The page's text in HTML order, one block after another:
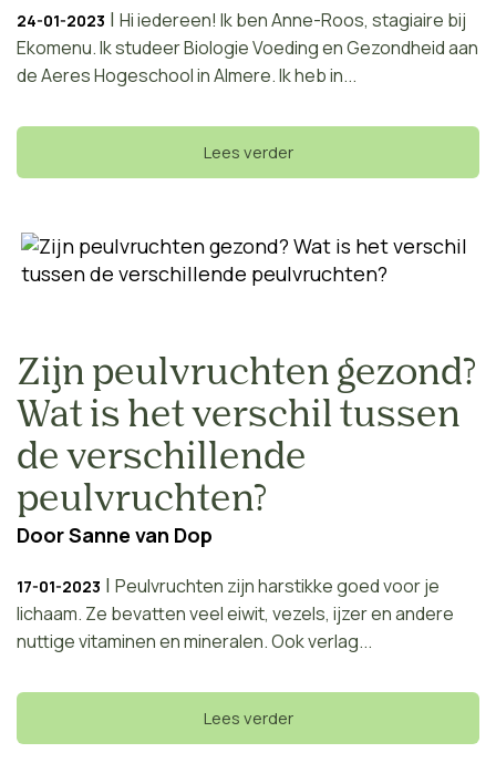
24-01-2023 | Hi iedereen! Ik ben Anne-Roos, stagiaire bij
Ekomenu. Ik studeer Biologie Voeding en Gezondheid aan
de Aeres Hogeschool in Almere. Ik heb in...
Lees verder
Zijn peulvruchten gezond?
Wat is het verschil tussen
de verschillende
peulvruchten?
DoorSanne van Dop
17-01-2023 | Peulvruchten zijn harstikke goed voor je
lichaam. Ze bevatten veel eiwit, vezels, ijzer en andere
nuttige vitaminen en mineralen. Ook verlag...
Lees verder